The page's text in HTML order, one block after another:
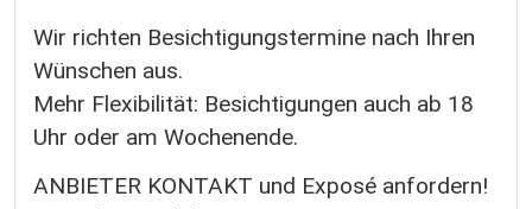
Wir richten Besichtigungstermine nach Ihren
Wünschen aus.
Mehr Flexibilität: Besichtigungen auch ab 18
Uhr oder am Wochenende.
ANBIETER KONTAKT und Exposé anfordern!